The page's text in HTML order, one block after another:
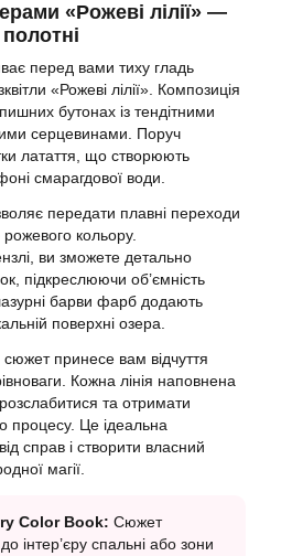
«Рожеві лілії» —
перед вами тиху гладь
«Рожеві лілії». Композиція
бутонах із тендітними
серцевинами. Поруч
латаття, що створюють
смарагдової води.
передати плавні переходи
рожевого кольору.
ви зможете детально
підкреслюючи об’ємність
барви фарб додають
поверхні озера.
принесе вам відчуття
Кожна лінія наповнена
та отримати
процесу. Це ідеальна
справ і створити власний
магії.
Color Book: Сюжет
інтер’єру спальні або зони